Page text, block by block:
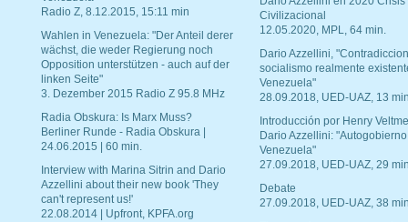
Radio Z, 8.12.2015, 15:11 min
Wahlen in Venezuela: "Der Anteil derer
wächst, die weder Regierung noch
Opposition unterstützen - auch auf der
linken Seite"
3. Dezember 2015 Radio Z 95.8 MHz
Radia Obskura: Is Marx Muss?
Berliner Runde - Radia Obskura |
24.06.2015 | 60 min.
Interview with Marina Sitrin and Dario
Azzellini about their new book 'They
can't represent us!'
22.08.2014 | Upfront, KPFA.org
Civilizacional
12.05.2020, MPL, 64 min.
Dario Azzellini,
socialismo realmente
Venezuela"
28.09.2018, UED-UAZ, 13
Introducción por Henry
Dario Azzellini:
Venezuela"
27.09.2018, UED-UAZ, 29
Debate
27.09.2018, UED-UAZ, 38